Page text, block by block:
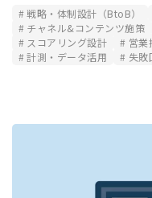
戦略・体制設計（BtoB）
チャネル&コンテンツ施策
スコアリング設計
営業
計測・データ活用
失敗